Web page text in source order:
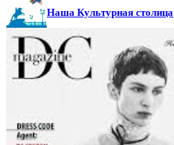
Наша Культурная столица